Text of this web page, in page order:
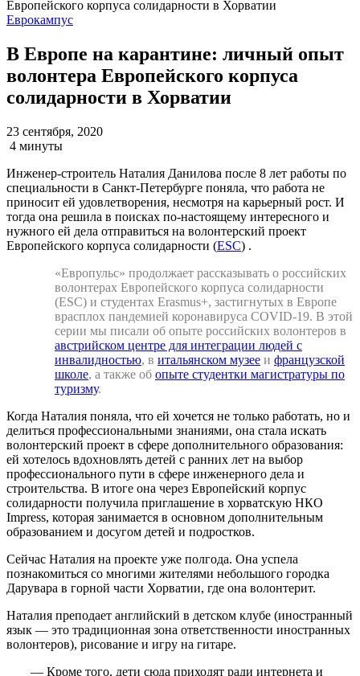
Еврокампус
В Европе на карантине: личный опыт
волонтера Европейского корпуса
солидарности в Хорватии
23 сентября, 2020
4 минуты
Инженер-строитель Наталия Данилова после 8 лет работы по
специальности в Санкт-Петербурге поняла, что работа не
приносит ей удовлетворения, несмотря на карьерный рост. И
тогда она решила в поисках по-настоящему интересного и
нужного ей дела отправиться на волонтерский проект
Европейского корпуса солидарности (ESC) .
«Европульс» продолжает рассказывать о российских
волонтерах Европейского корпуса солидарности
(ESC) и студентах Erasmus+, застигнутых в Европе
врасплох пандемией коронавируса COVID-19. В этой
серии мы писали об опыте российских волонтеров в
австрийском центре для интеграции людей с
инвалидностью, в итальянском музее и французской
школе, а также об опыте студентки магистратуры по
туризму.
Когда Наталия поняла, что ей хочется не только работать, но и
делиться профессиональными знаниями, она стала искать
волонтерский проект в сфере дополнительного образования:
ей хотелось вдохновлять детей с ранних лет на выбор
профессионального пути в сфере инженерного дела и
строительства. В итоге она через Европейский корпус
солидарности получила приглашение в хорватскую НКО
Impress, которая занимается в основном дополнительным
образованием и досугом детей и подростков.
Сейчас Наталия на проекте уже полгода. Она успела
познакомиться со многими жителями небольшого городка
Дарувара в горной части Хорватии, где она волонтерит.
Наталия преподает английский в детском клубе (иностранный
язык — это традиционная зона ответственности иностранных
волонтеров), рисование и игру на гитаре.
— Кроме того, дети сюда приходят ради интернета и